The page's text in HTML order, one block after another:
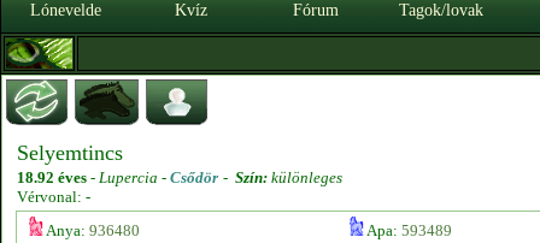
Lónevelde Kvíz Fórum Tagok/lovak
Selyemtincs
18.92 éves - Lupercia - Csődör - Szín: különleges
Vérvonal: -
Anya: 936480 Apa: 593489